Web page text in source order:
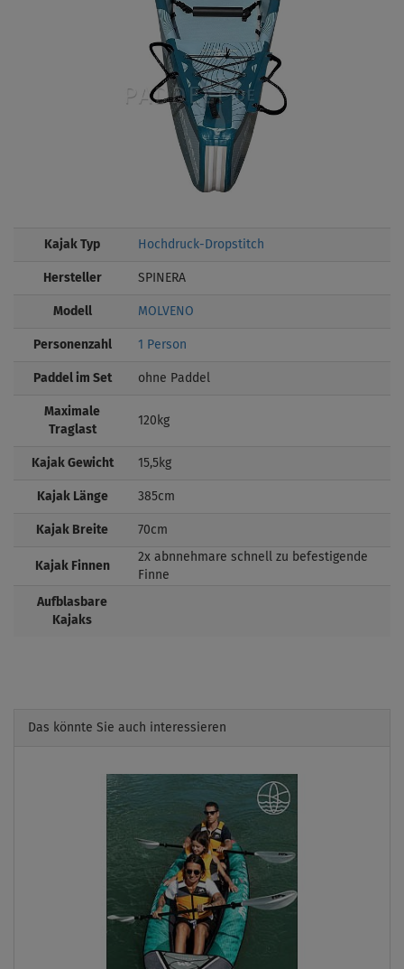
Kajak Typ Hochdruck-Dropstitch
Hersteller SPINERA
Modell MOLVENO
Personenzahl 1 Person
Paddel im Set ohne Paddel
Maximale
Traglast
120kg
Kajak Gewicht 15,5kg
Kajak Länge 385cm
Kajak Breite 70cm
Kajak Finnen
2x abnnehmare schnell zu befestigende
Finne
Aufblasbare
Kajaks
Das könnte Sie auch interessieren
Previous